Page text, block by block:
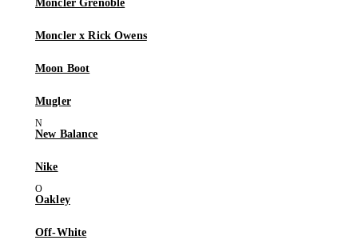
Moncler Grenoble
Moncler x Rick Owens
Moon Boot
Mugler
New Balance
Nike
Oakley
Off-White